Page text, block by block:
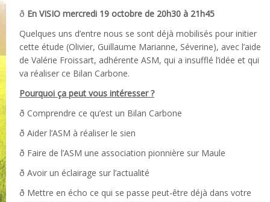
ð En VISIO mercredi 19 octobre de 20h30 à 21h45
Quelques uns d’entre nous se sont déjà mobilisés pour initier
cette étude (Olivier, Guillaume Marianne, Séverine), avec l’aide
de Valérie Froissart, adhérente ASM, qui a insufflé l’idée et qui
va réaliser ce Bilan Carbone.
Pourquoi ça peut vous intéresser ?
ð Comprendre ce qu’est un Bilan Carbone
ð Aider l’ASM à réaliser le sien
ð Faire de l’ASM une association pionnière sur Maule
ð Avoir un éclairage sur l’actualité
ð Mettre en écho ce qui se passe peut-être déjà dans votre